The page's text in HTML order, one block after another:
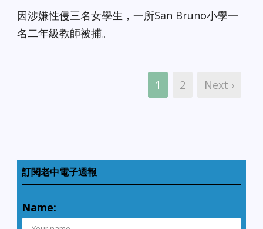
因涉嫌性侵三名女學生，一所San Bruno小學一
名二年級教師被捕。
1 2 Next ›
訂閱老中電子週報
Name: